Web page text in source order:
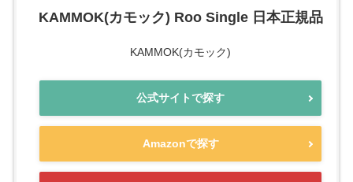
KAMMOK(カモック) Roo Single 日本正規品
KAMMOK(カモック)
公式サイトで探す
Amazonで探す